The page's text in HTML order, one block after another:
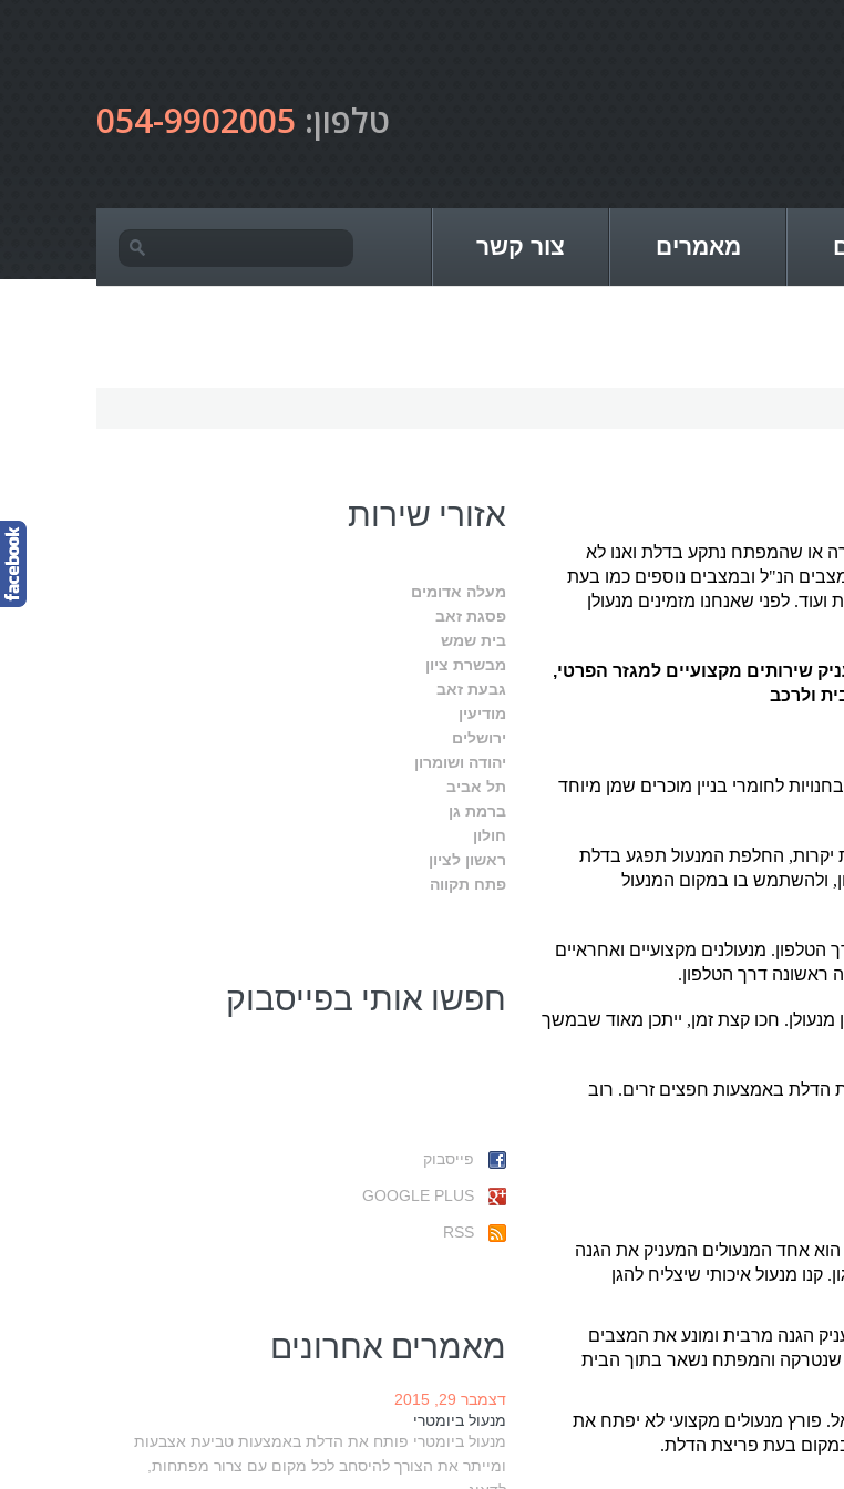
טלפון: 054-9902005
מאמרים צור קשר
או שהמפתח נתקע בדלת ואנו לא
הנ"ל ובמצבים נוספים כמו בעת
ועוד. לפני שאנחנו מזמינים מנעולן
שירותים מקצועיים למגזר הפרטי,
ולרכב
בחנויות לחומרי בניין מוכרים שמן מיוחד
יקרות, החלפת המנעול תפגע בדלת
, ולהשתמש בו במקום המנעול
הטלפון. מנעולנים מקצועיים ואחראיים
ראשונה דרך הטלפון.
מנעולן. חכו קצת זמן, ייתכן מאוד שבמשך
הדלת באמצעות חפצים זרים. רוב
הוא אחד המנעולים המעניק את הגנה
. קנו מנעול איכותי שיצליח להגן
הגנה מרבית ומונע את המצבים
והמפתח נשאר בתוך הבית
. פורץ מנעולים מקצועי לא יפתח את
במקום בעת פריצת הדלת.
אזורי שירות
מעלה אדומים
פסגת זאב
בית שמש
מבשרת ציון
גבעת זאב
מודיעין
ירושלים
יהודה ושומרון
תל אביב
ברמת גן
חולון
ראשון לציון
פתח תקווה
חפשו אותי בפייסבוק
פייסבוק
GOOGLE PLUS
RSS
מאמרים אחרונים
דצמבר 29, 2015
מנעול ביומטרי
מנעול ביומטרי פותח את הדלת באמצעות טביעת אצבעות
ומייתר את הצורך להיסחב לכל מקום עם צרור מפתחות,